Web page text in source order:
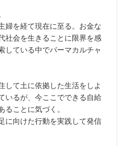
婦を経て現在に至る。お金な
社会を生きることに限界を感
している中でパーマカルチャ
して土に依拠した生活をしよ
いるが、今ここでできる自給
ることに気づく。
に向けた行動を実践して発信